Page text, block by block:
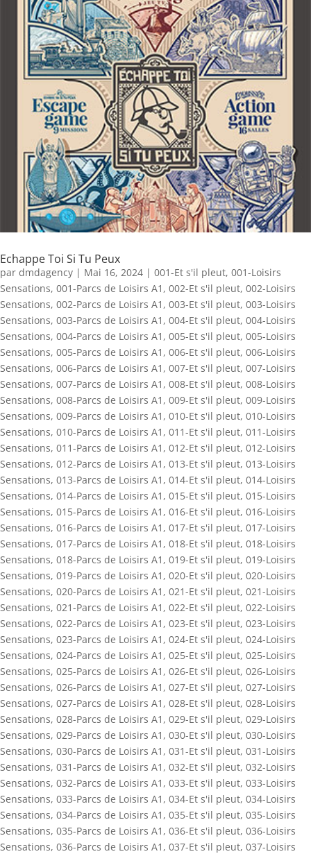
Echappe Toi Si Tu Peux
par dmdagency | Mai 16, 2024 | 001-Et s'il pleut, 001-Loisirs
Sensations, 001-Parcs de Loisirs A1 , 002-Et s'il pleut, 002-Loisirs
Sensations, 002-Parcs de Loisirs A1 , 003-Et s'il pleut, 003-Loisirs
Sensations, 003-Parcs de Loisirs A1 , 004-Et s'il pleut, 004-Loisirs
Sensations, 004-Parcs de Loisirs A1 , 005-Et s'il pleut, 005-Loisirs
Sensations, 005-Parcs de Loisirs A1 , 006-Et s'il pleut, 006-Loisirs
Sensations, 006-Parcs de Loisirs A1 , 007-Et s'il pleut, 007-Loisirs
Sensations, 007-Parcs de Loisirs A1 , 008-Et s'il pleut, 008-Loisirs
Sensations, 008-Parcs de Loisirs A1 , 009-Et s'il pleut, 009-Loisirs
Sensations, 009-Parcs de Loisirs A1 , 010-Et s'il pleut, 010-Loisirs
Sensations, 010-Parcs de Loisirs A1 , 011-Et s'il pleut, 011-Loisirs
Sensations, 011-Parcs de Loisirs A1 , 012-Et s'il pleut, 012-Loisirs
Sensations, 012-Parcs de Loisirs A1 , 013-Et s'il pleut, 013-Loisirs
Sensations, 013-Parcs de Loisirs A1 , 014-Et s'il pleut, 014-Loisirs
Sensations, 014-Parcs de Loisirs A1 , 015-Et s'il pleut, 015-Loisirs
Sensations, 015-Parcs de Loisirs A1 , 016-Et s'il pleut, 016-Loisirs
Sensations, 016-Parcs de Loisirs A1 , 017-Et s'il pleut, 017-Loisirs
Sensations, 017-Parcs de Loisirs A1 , 018-Et s'il pleut, 018-Loisirs
Sensations, 018-Parcs de Loisirs A1 , 019-Et s'il pleut, 019-Loisirs
Sensations, 019-Parcs de Loisirs A1 , 020-Et s'il pleut, 020-Loisirs
Sensations, 020-Parcs de Loisirs A1 , 021-Et s'il pleut, 021-Loisirs
Sensations, 021-Parcs de Loisirs A1 , 022-Et s'il pleut, 022-Loisirs
Sensations, 022-Parcs de Loisirs A1 , 023-Et s'il pleut, 023-Loisirs
Sensations, 023-Parcs de Loisirs A1 , 024-Et s'il pleut, 024-Loisirs
Sensations, 024-Parcs de Loisirs A1 , 025-Et s'il pleut, 025-Loisirs
Sensations, 025-Parcs de Loisirs A1 , 026-Et s'il pleut, 026-Loisirs
Sensations, 026-Parcs de Loisirs A1 , 027-Et s'il pleut, 027-Loisirs
Sensations, 027-Parcs de Loisirs A1 , 028-Et s'il pleut, 028-Loisirs
Sensations, 028-Parcs de Loisirs A1 , 029-Et s'il pleut, 029-Loisirs
Sensations, 029-Parcs de Loisirs A1 , 030-Et s'il pleut, 030-Loisirs
Sensations, 030-Parcs de Loisirs A1 , 031-Et s'il pleut, 031-Loisirs
Sensations, 031-Parcs de Loisirs A1 , 032-Et s'il pleut, 032-Loisirs
Sensations, 032-Parcs de Loisirs A1 , 033-Et s'il pleut, 033-Loisirs
Sensations, 033-Parcs de Loisirs A1 , 034-Et s'il pleut, 034-Loisirs
Sensations, 034-Parcs de Loisirs A1 , 035-Et s'il pleut, 035-Loisirs
Sensations, 035-Parcs de Loisirs A1 , 036-Et s'il pleut, 036-Loisirs
Sensations, 036-Parcs de Loisirs A1 , 037-Et s'il pleut, 037-Loisirs